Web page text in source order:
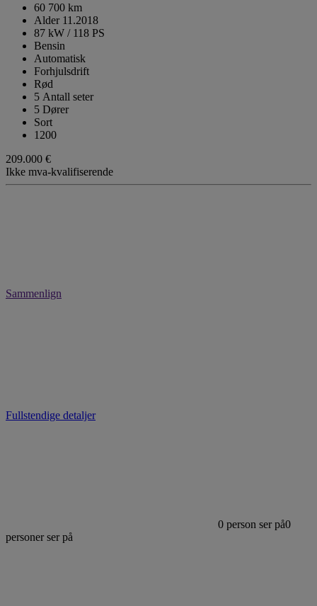
60 700 km
Alder 11.2018
87 kW / 118 PS
Bensin
Automatisk
Forhjulsdrift
Rød
5 Antall seter
5 Dører
Sort
1200
209.000 €
Ikke mva-kvalifiserende
Sammenlign
Fullstendige detaljer
0 person ser på0
personer ser på